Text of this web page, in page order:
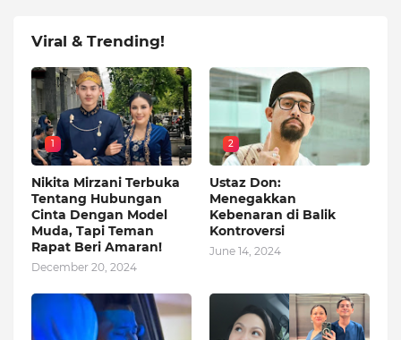
Viral & Trending!
1
Nikita Mirzani Terbuka
Tentang Hubungan
Cinta Dengan Model
Muda, Tapi Teman
Rapat Beri Amaran!
December 20, 2024
2
Ustaz Don:
Menegakkan
Kebenaran di Balik
Kontroversi
June 14, 2024